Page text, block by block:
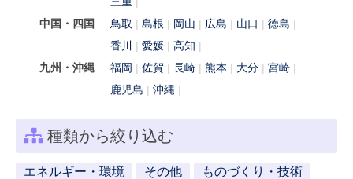
中国・四国
鳥取 島根 岡山 広島 山口
徳島
香川
愛媛
高知
九州・沖縄
福岡 佐賀 長崎 熊本 大分
宮崎
鹿児島
沖縄
種類から絞り込む
エネルギー・環境 その他
ものづくり・技術